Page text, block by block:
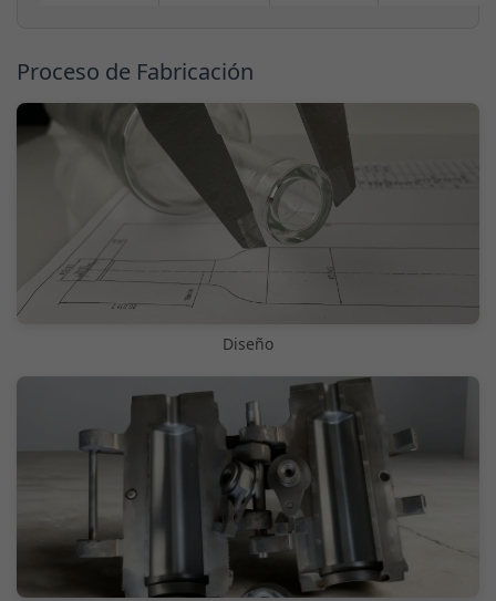
Proceso de Fabricación
Diseño